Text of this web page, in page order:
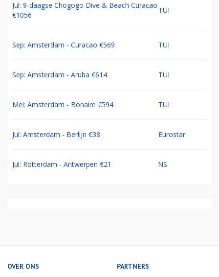
Jul: 9-daagse Chogogo Dive & Beach Curacao
€1056
TUI
Sep: Amsterdam - Curacao €569 TUI
Sep: Amsterdam - Aruba €614 TUI
Mei: Amsterdam - Bonaire €594 TUI
Jul: Amsterdam - Berlijn €38 Eurostar
Jul: Rotterdam - Antwerpen €21 NS
OVER ONS PARTNERS